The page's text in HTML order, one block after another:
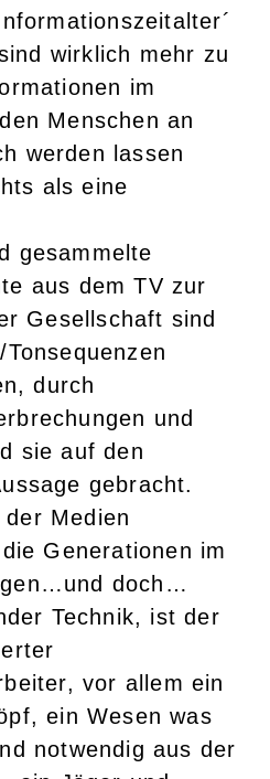
wirklich mehr zu
im
Menschen an
werden lassen
als eine
gesammelte
aus dem TV zur
Gesellschaft sind
durch
und
sie auf den
gebracht.
Medien
Generationen im
doch…
Technik, ist der
vor allem ein
ein Wesen was
notwendig aus der